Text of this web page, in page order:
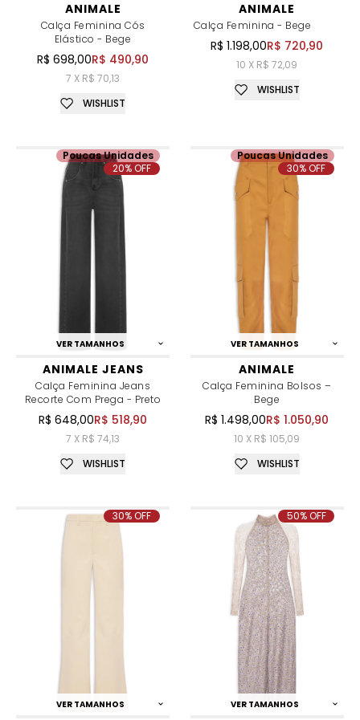
ANIMALE
Calça Feminina Cós
Elástico - Bege
R$ 698,00R$ 490,90
7 X R$ 70,13
WISHLIST
ANIMALE
Calça Feminina - Bege
R$ 1.198,00R$ 720,90
10 X R$ 72,09
WISHLIST
VER TAMANHOS
ANIMALE JEANS
Calça Feminina Jeans
Recorte Com Prega - Preto
R$ 648,00R$ 518,90
7 X R$ 74,13
Poucas Unidades
20% OFF
WISHLIST
VER TAMANHOS
ANIMALE
Calça Feminina Bolsos –
Bege
R$ 1.498,00R$ 1.050,90
10 X R$ 105,09
Poucas Unidades
30% OFF
WISHLIST
VER TAMANHOS
30% OFF
VER TAMANHOS
50% OFF